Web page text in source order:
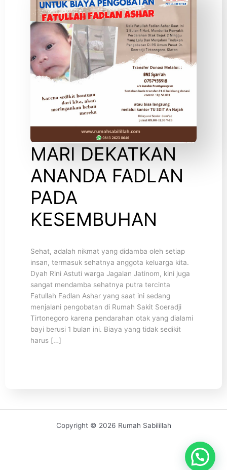
MARI DEKATKAN
ANANDA FADLAN
PADA
KESEMBUHAN
Sehat, adalah nikmat yang didamba oleh setiap
insan, termasuk sehatnya anggota keluarga kita.
Dyah Rini Astuti warga Jagalan Jatinom, kini juga
sangat mendamba sehatnya putra tercinta
Fatullah Fadlan Ashar yang saat ini sedang
menjalani pengobatan di Rumah Sakit Soeradji
Tirtonegoro karena pendarahan otak yang dialami
bayi berusi 1 bulan ini. Biaya yang tidak sedikit
harus […]
Copyright © 2026 Rumah Sabilillah